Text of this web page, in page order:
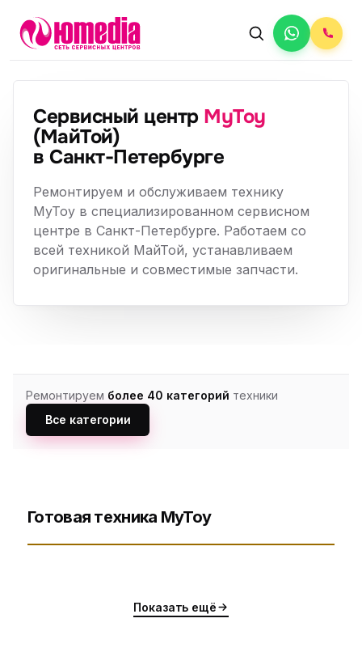
Сервисный центр MyToy
(МайТой)
в Санкт-Петербурге
Ремонтируем и обслуживаем технику
MyToy в специализированном сервисном
центре в Санкт-Петербурге. Работаем со
всей техникой МайТой, устанавливаем
оригинальные и совместимые запчасти.
Ремонтируем более 40 категорий техники
Все категории
Готовая техника MyToy
Показать ещё